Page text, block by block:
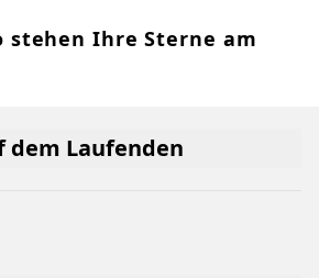
stehen Ihre Sterne am
dem Laufenden